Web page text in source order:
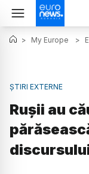
> My Europe >
ȘTIRI EXTERNE
Rușii au